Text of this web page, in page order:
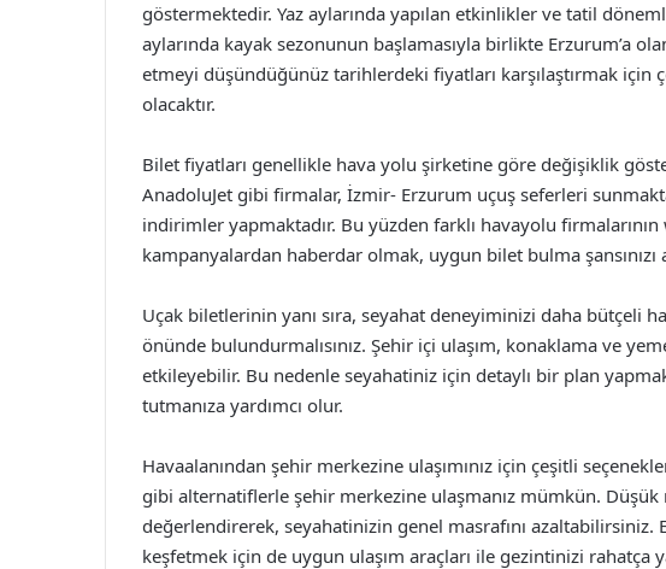
göstermektedir. Yaz aylarında yapılan etkinlikler ve tatil
aylarında kayak sezonunun başlamasıyla birlikte Erzurum’a
etmeyi düşündüğünüz tarihlerdeki fiyatları karşılaştırmak için
olacaktır.
Bilet fiyatları genellikle hava yolu şirketine göre değişiklik
AnadoluJet gibi firmalar, İzmir- Erzurum uçuş seferleri
indirimler yapmaktadır. Bu yüzden farklı havayolu
kampanyalardan haberdar olmak, uygun bilet bulma şansınızı
Uçak biletlerinin yanı sıra, seyahat deneyiminizi daha bütçeli
önünde bulundurmalısınız. Şehir içi ulaşım, konaklama ve
etkileyebilir. Bu nedenle seyahatiniz için detaylı bir plan
tutmanıza yardımcı olur.
Havaalanından şehir merkezine ulaşımınız için çeşitli
gibi alternatiflerle şehir merkezine ulaşmanız mümkün. Düşük
değerlendirerek, seyahatinizin genel masrafını
keşfetmek için de uygun ulaşım araçları ile gezintinizi rahatça